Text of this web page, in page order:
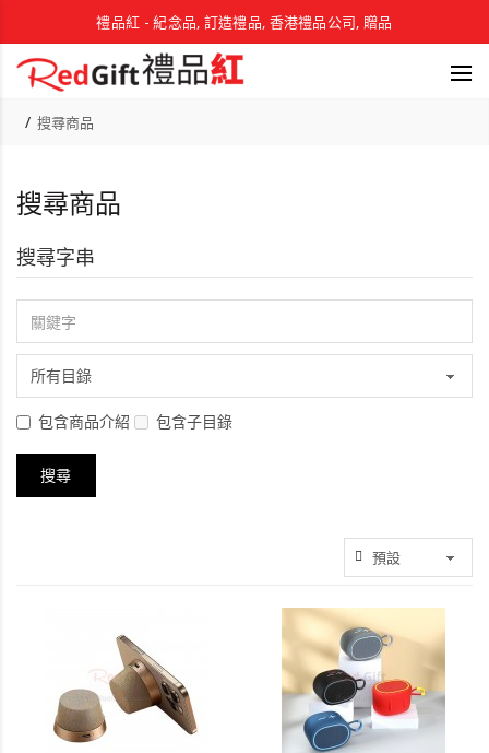
禮品紅 - 紀念品, 訂造禮品, 香港禮品公司, 贈品
搜尋商品
搜尋商品
搜尋字串
包含商品介紹 包含子目錄